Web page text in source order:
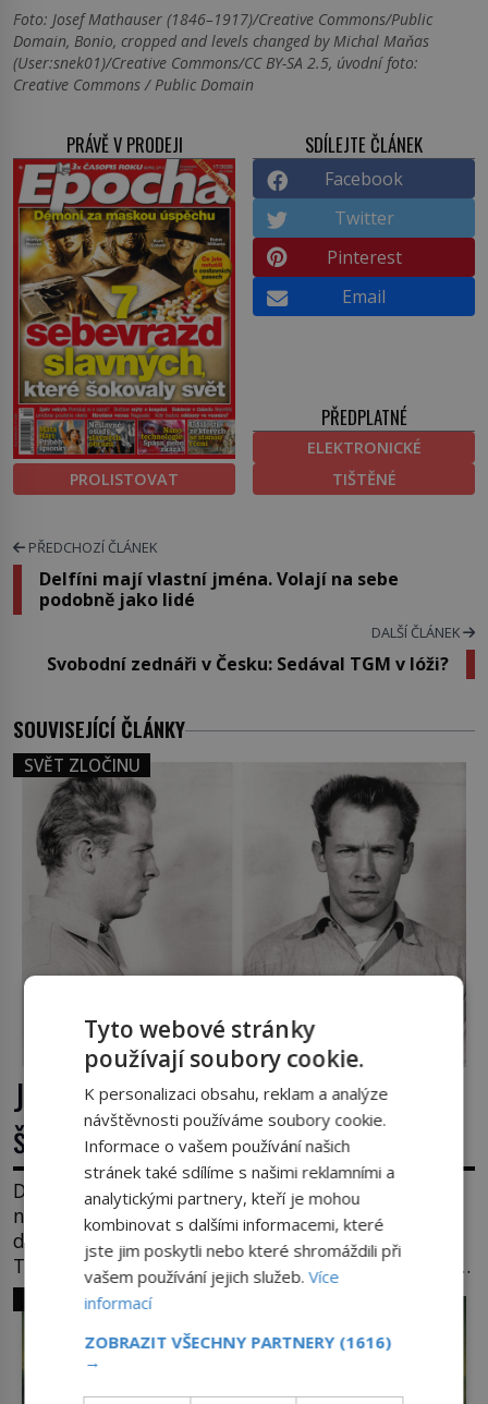
Foto: Josef Mathauser (1846–1917)/Creative Commons/Public
Domain, Bonio, cropped and levels changed by Michal Maňas
(User:snek01)/Creative Commons/CC BY-SA 2.5, úvodní foto:
Creative Commons / Public Domain
PRÁVĚ V PRODEJI
PROLISTOVAT
SDÍLEJTE ČLÁNEK
Facebook
Twitter
Pinterest
Email
PŘEDPLATNÉ
ELEKTRONICKÉ
TIŠTĚNÉ
PŘEDCHOZÍ ČLÁNEK
Delfíni mají vlastní jména. Volají na sebe
podobně jako lidé
DALŠÍ ČLÁNEK
Svobodní zednáři v Česku: Sedával TGM v lóži?
SOUVISEJÍCÍ ČLÁNKY
SVĚT ZLOČINU
James Whitey Bulger: Práskač, co
šel po práskačích
Dlouhé roky se v USA drží mezi desítkou
nejhledanějších mužů a dopracuje to až na číslo
dvě – hned po Usámovi bin Ládinovi (1957–2011).
To je James „Whitey“ Bulger (1929–2018) viněný ze
spoluúčasti na 19 vraždách, vydírání a lichvy. A
samozřejmě, krom toho je ještě drogový dealer,
který neváhá odstranit z cesty všechny práskače,
zatímco […]
SVĚT ZLOČINU
Tyto webové stránky
používají soubory cookie.
K personalizaci obsahu, reklam a analýze
návštěvnosti používáme soubory cookie.
Informace o vašem používání našich
stránek také sdílíme s našimi reklamními a
analytickými partnery, kteří je mohou
kombinovat s dalšími informacemi, které
jste jim poskytli nebo které shromáždili při
vašem používání jejich služeb.Více
informací
ZOBRAZIT VŠECHNY PARTNERY (1616)
→